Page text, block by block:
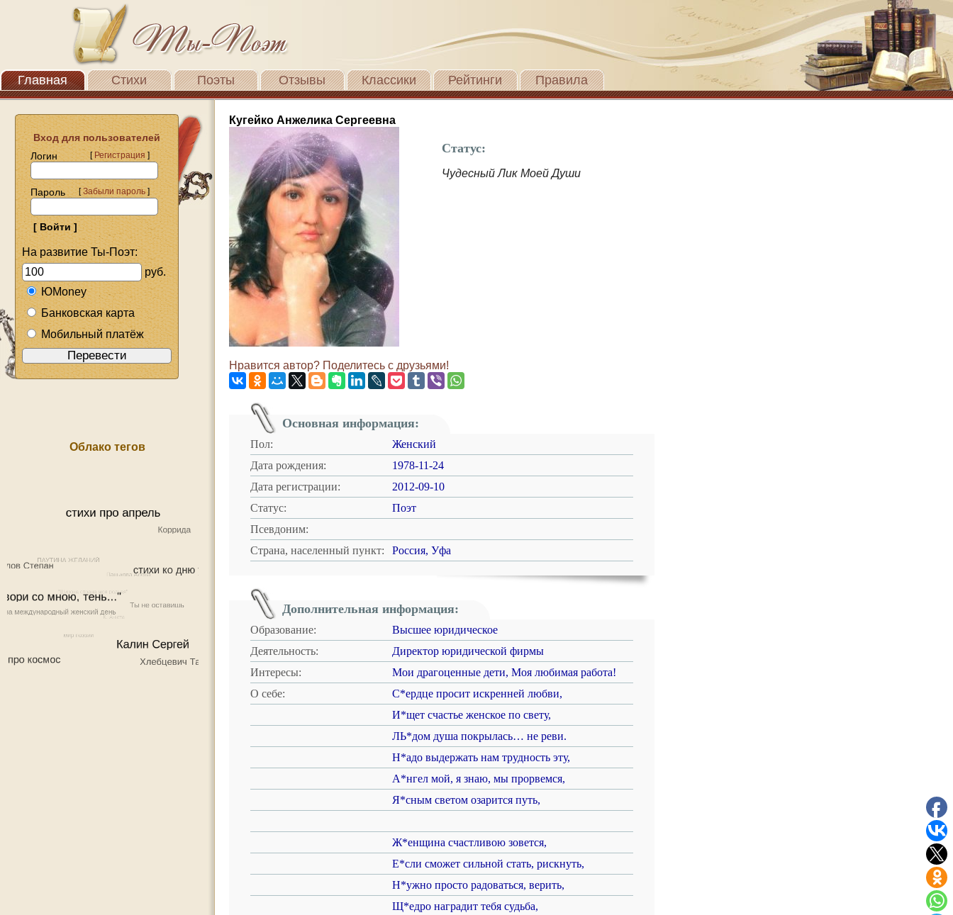
Главная Стихи Поэты Отзывы Классики Рейтинги Правила
Вход для пользователей
Логин
[Регистрация]
Пароль [Забыли пароль]
На развитие Ты-Поэт:
руб.
ЮMoney
Банковская карта
Мобильный платёж
Облако тегов
Кугейко Анжелика Сергеевна
Статус:
Чудесный Лик Моей Души
Нравится автор? Поделитесь с друзьями!
Основная информация:
Пол:
Женский
Дата рождения:
1978-11-24
Дата регистрации:
2012-09-10
Статус:
Поэт
Псевдоним:
Страна, населенный пункт:
Россия, Уфа
Дополнительная информация:
Образование:
Высшее юридическое
Деятельность:
Директор юридической фирмы
Интересы:
Мои драгоценные дети, Моя любимая работа!
О себе:
С*ердце просит искренней любви,
И*щет счастье женское по свету,
ЛЬ*дом душа покрылась… не реви.
Н*адо выдержать нам трудность эту,
А*нгел мой, я знаю, мы прорвемся,
Я*сным светом озарится путь,
Ж*енщина счастливою зовется,
Е*сли сможет сильной стать, рискнуть,
Н*ужно просто радоваться, верить,
Щ*едро наградит тебя судьба,